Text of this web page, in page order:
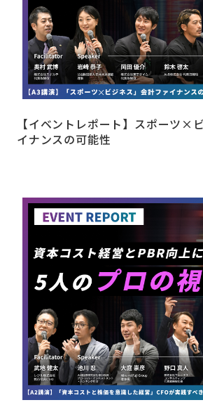
【イベントレポート】スポーツ×
イナンスの可能性